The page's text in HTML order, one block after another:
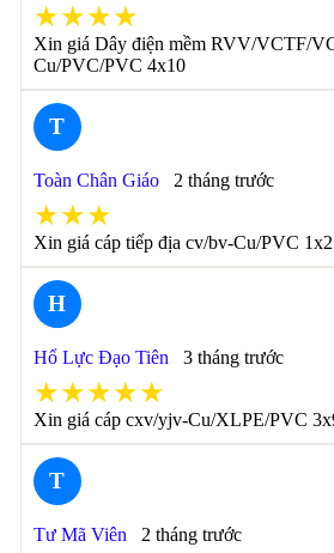
★★★★
Xin giá Dây điện mềm RVV/VCTF/
Cu/PVC/PVC 4x10
T
Toàn Chân Giáo 2 tháng trước
★★★
Xin giá cáp tiếp địa cv/bv-Cu/PVC
H
Hổ Lực Đạo Tiên 3 tháng trước
★★★★★
Xin giá cáp cxv/yjv-Cu/XLPE/PVC
T
Tư Mã Viên 2 tháng trước